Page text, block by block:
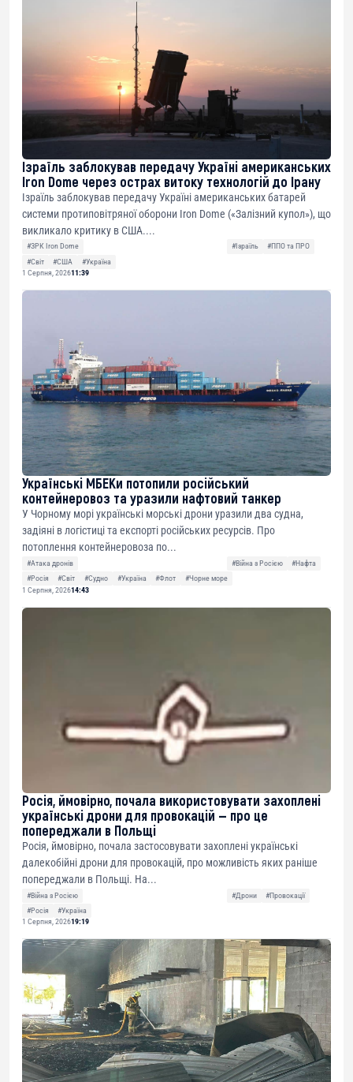
Ізраїль заблокував передачу Україні американських
Iron Dome через острах витоку технологій до Ірану
Ізраїль заблокував передачу Україні американських батарей
системи протиповітряної оборони Iron Dome («Залізний купол»), що
викликало критику в США....
#ЗРК Iron Dome #Ізраїль
#ППО та ПРО
#Світ
#США
#Україна
1 Серпня, 202611:39
Українські МБЕКи потопили російський
контейнеровоз та уразили нафтовий танкер
У Чорному морі українські морські дрони уразили два судна,
задіяні в логістиці та експорті російських ресурсів. Про
потоплення контейнеровоза по...
#Атака дронів #Війна з Росією
#Нафта
#Росія
#Світ #Судно #Україна #Флот
#Чорне море
1 Серпня, 202614:43
Росія, ймовірно, почала використовувати захоплені
українські дрони для провокацій — про це
попереджали в Польщі
Росія, ймовірно, почала застосовувати захоплені українські
далекобійні дрони для провокацій, про можливість яких раніше
попереджали в Польщі. На...
#Війна з Росією #Дрони
#Провокації
#Росія
#Україна
1 Серпня, 202619:19